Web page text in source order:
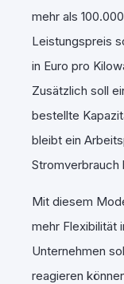
mehr als
Leistungspreis
in Euro pro
Zusätzlich soll
bestellte
bleibt ein
Stromverbrauch
Mit diesem
mehr Flexibilität
Unternehmen
reagieren